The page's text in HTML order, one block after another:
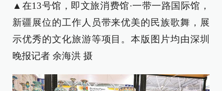
▲在13号馆，即文旅消费馆·一带一路国际馆，
新疆展位的工作人员带来优美的民族歌舞，展
示优秀的文化旅游等项目。本版图片均由深圳
晚报记者 余海洪 摄